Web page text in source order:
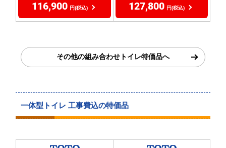
116,900 円(税込) 127,800 円(税込)
その他の組み合わせトイレ特価品へ
一体型トイレ 工事費込の特価品